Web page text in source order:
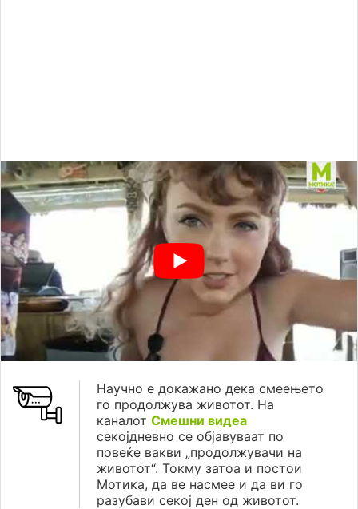
Научно е докажано дека смеењето
го продолжува животот. На
каналот Смешни видеа
секојдневно се објавуваат по
повеќе вакви „продолжувачи на
животот“. Токму затоа и постои
Мотика, да ве насмее и да ви го
разубави секој ден од животот.